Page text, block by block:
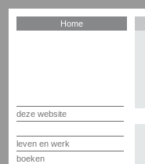
Home
deze website
leven en werk
boeken